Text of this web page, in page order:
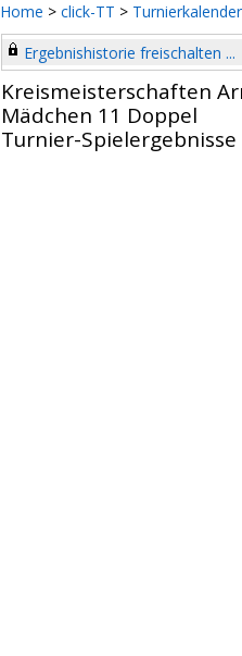
Home > click-TT > Turnierkalender
Ergebnishistorie freischalten ...
Kreismeisterschaften
Mädchen 11 Doppel
Turnier-Spielergebnisse